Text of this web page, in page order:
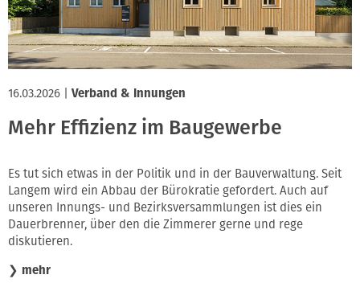
16.03.2026 Verband & Innungen
Mehr Effizienz im Baugewerbe
Es tut sich etwas in der Politik und in der Bauverwaltung. Seit
Langem wird ein Abbau der Bürokratie gefordert. Auch auf
unseren Innungs- und Bezirksversammlungen ist dies ein
Dauerbrenner, über den die Zimmerer gerne und rege
diskutieren.
❯ mehr